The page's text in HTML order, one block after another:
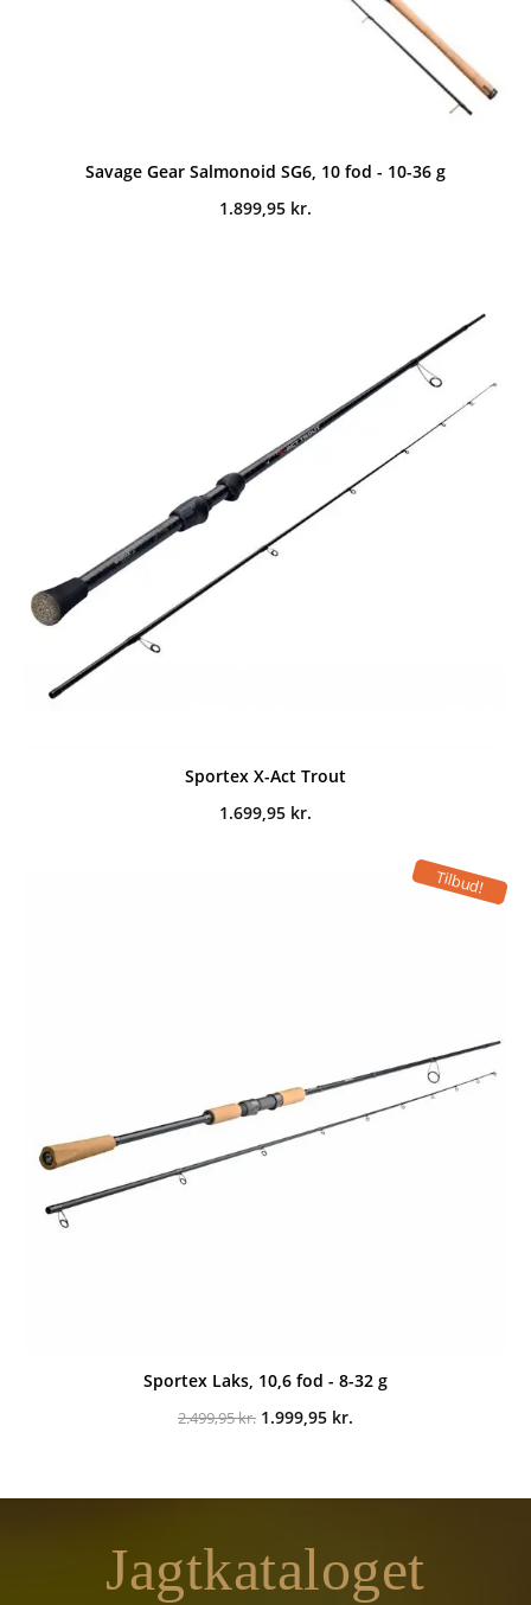
Savage Gear Salmonoid SG6, 10 fod - 10-36 g
1.899,95 kr.
Sportex X-Act Trout
1.699,95 kr.
Tilbud!
Sportex Laks, 10,6 fod - 8-32 g
2.499,95kr. Den
1.999,95 kr.
Jagtkataloget